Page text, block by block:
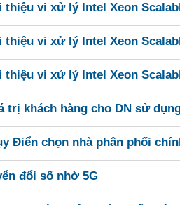
vi xử lý Intel Xeon
vi xử lý Intel Xeon
vi xử lý Intel Xeon
trị khách hàng cho DN sử
Điển chọn nhà phân phối
đổi số nhờ 5G